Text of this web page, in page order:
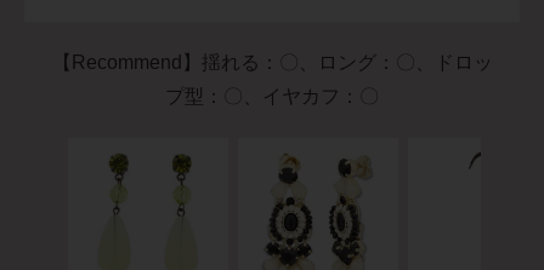
【Recommend】揺れる：〇、ロング：〇、ドロッ
プ型：〇、イヤカフ：〇